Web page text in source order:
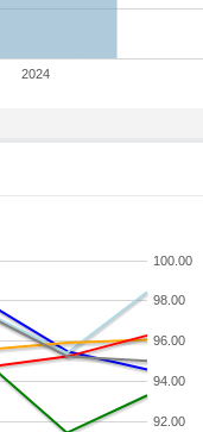
2024
92.00
94.00
96.00
98.00
100.00